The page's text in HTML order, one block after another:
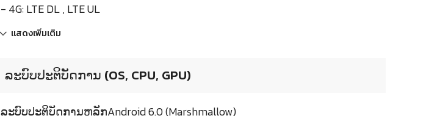
- 4G: LTE DL , LTE UL
แสดงเพิ่มเติม
ລະບົບປະຕິບັດການ (OS, CPU, GPU)
ລະບົບປະຕິບັດການຫລັກAndroid 6.0 (Marshmallow)